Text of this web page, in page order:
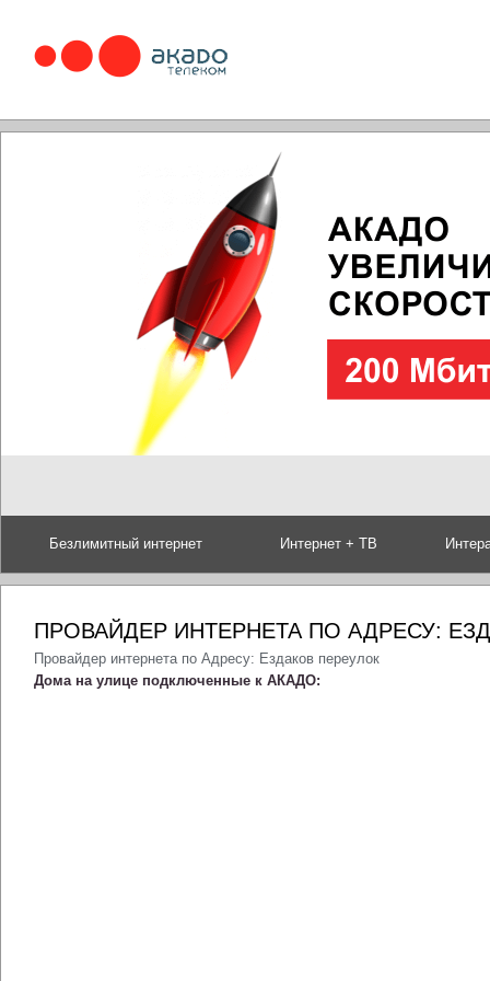
Безлимитный интернет Интернет + ТВ
ПРОВАЙДЕР ИНТЕРНЕТА ПО АДРЕСУ:
Провайдер интернета по Адресу: Ездаков переулок
Дома на улице подключенные к АКАДО: